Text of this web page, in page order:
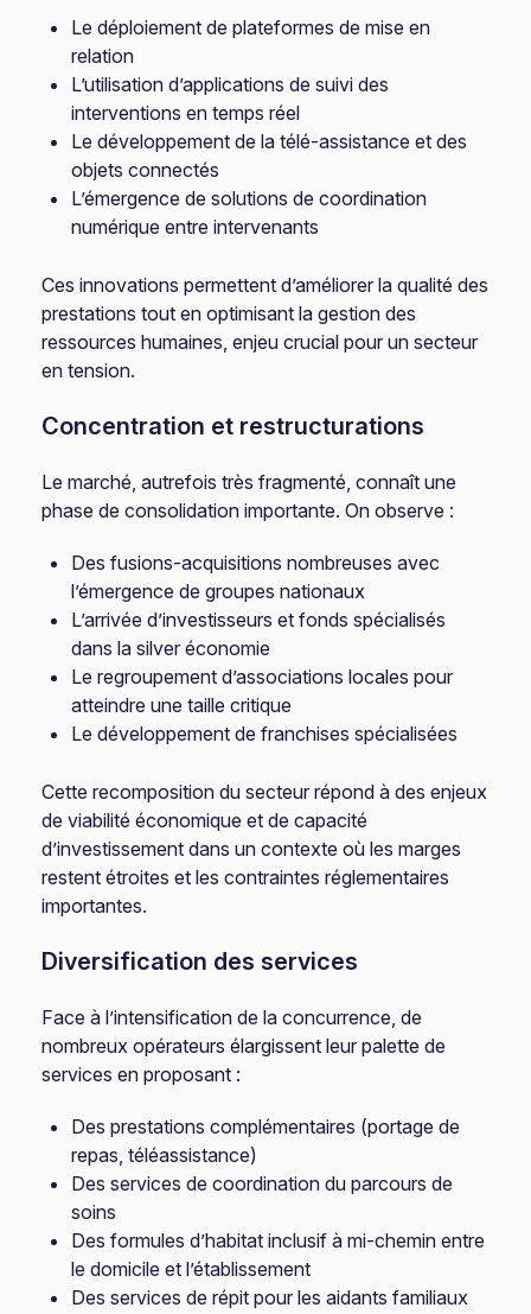
Le déploiement de plateformes de mise en
relation
L’utilisation d’applications de suivi des
interventions en temps réel
Le développement de la télé-assistance et des
objets connectés
L’émergence de solutions de coordination
numérique entre intervenants
Ces innovations permettent d’améliorer la qualité des
prestations tout en optimisant la gestion des
ressources humaines, enjeu crucial pour un secteur
en tension.
Concentration et restructurations
Le marché, autrefois très fragmenté, connaît une
phase de consolidation importante. On observe :
Des fusions-acquisitions nombreuses avec
l’émergence de groupes nationaux
L’arrivée d’investisseurs et fonds spécialisés
dans la silver économie
Le regroupement d’associations locales pour
atteindre une taille critique
Le développement de franchises spécialisées
Cette recomposition du secteur répond à des enjeux
de viabilité économique et de capacité
d’investissement dans un contexte où les marges
restent étroites et les contraintes réglementaires
importantes.
Diversification des services
Face à l’intensification de la concurrence, de
nombreux opérateurs élargissent leur palette de
services en proposant :
Des prestations complémentaires (portage de
repas, téléassistance)
Des services de coordination du parcours de
soins
Des formules d’habitat inclusif à mi-chemin entre
le domicile et l’établissement
Des services de répit pour les aidants familiaux